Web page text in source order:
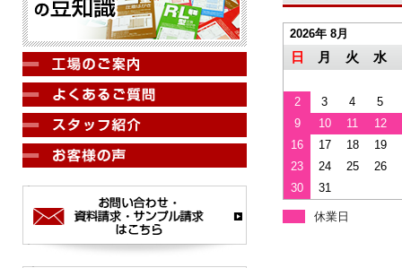
2026年 8月
日 月 火 水
2 3 4
5
9
10 11
12
16
17 18
19
23
24 25
26
30
31
休業日